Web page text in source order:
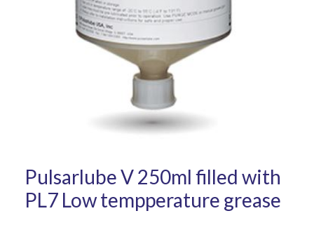
Pulsarlube V 250ml filled with
PL7 Low tempperature grease